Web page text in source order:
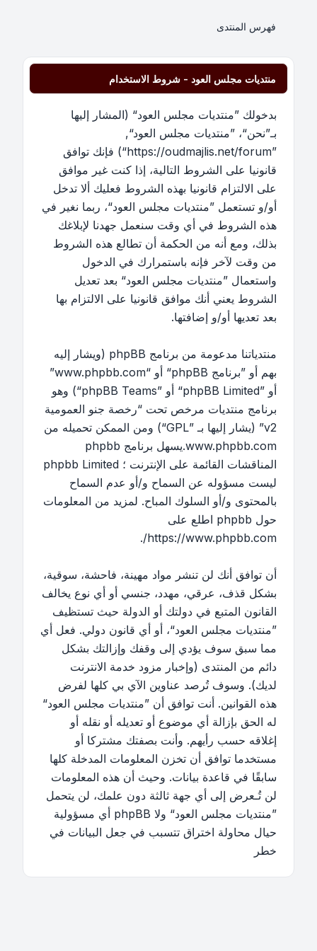
فهرس المنتدى
منتديات مجلس العود - شروط الاستخدام
بدخولك ”منتديات مجلس العود“ (المشار إليها
بـ”نحن“، ”منتديات مجلس العود“,
”https://oudmajlis.net/forum“) فإنك توافق
قانونيا على الشروط التالية، إذا كنت غير موافق
على الالتزام قانونيا بهذه الشروط فعليك ألا تدخل
أو/و تستعمل ”منتديات مجلس العود“، ربما نغير في
هذه الشروط في أي وقت سنعمل جهدنا لإبلاغك
بذلك، ومع أنه من الحكمة أن تطالع هذه الشروط
من وقت لآخر فإنه باستمرارك في الدخول
واستعمال ”منتديات مجلس العود“ بعد تعديل
الشروط يعني أنك موافق قانونيا على الالتزام بها
بعد تعديها أو/و إضافتها.
منتدياتنا مدعومة من برنامج phpBB (ويشار إليه
بهم أو ”برنامج phpBB“ أو “www.phpbb.com”
أو ”phpBB Limited“ أو ”phpBB Teams“) وهو
برنامج منتديات مرخص تحت “رخصة جنو العمومية
v2” (يشار إليها بـ ”GPL“) ومن الممكن تحميله من
www.phpbb.com
.يسهل برنامج phpbb
المناقشات القائمة على الإنترنت ؛ phpbb Limited
ليست مسؤوله عن السماح و/أو عدم السماح
بالمحتوى و/أو السلوك المباح. لمزيد من المعلومات
حول phpbb اطلع على
https://www.phpbb.com/
.
أن توافق أنك لن تنشر مواد مهينة، فاحشة، سوقية،
بشكل قذف، عرقي، مهدد، جنسي أو أي نوع يخالف
القانون المتبع في دولتك أو الدولة حيث تستظيف
”منتديات مجلس العود“، أو أي قانون دولي. فعل أي
مما سبق سوف يؤدي إلى وقفك وإزالتك بشكل
دائم من المنتدى (وإخبار مزود خدمة الانترنت
لديك). وسوف تُرصد عناوين الآي بي كلها لفرض
هذه القوانين. أنت توافق أن ”منتديات مجلس العود“
له الحق بإزالة أي موضوع أو تعديله أو نقله أو
إغلاقه حسب رأيهم. وأنت بصفتك مشتركا أو
مستخدما توافق أن تخزن المعلومات المدخلة كلها
سابقًا في قاعدة بيانات. وحيث أن هذه المعلومات
لن تُـعرض إلى أي جهة ثالثة دون علمك، لن يتحمل
”منتديات مجلس العود“ ولا phpBB أي مسؤولية
حيال محاولة اختراق تتسبب في جعل البيانات في
خطر